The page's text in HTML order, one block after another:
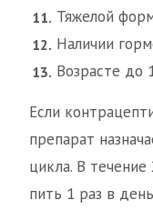
Тяжелой
Наличии
Возрасте до
Если
препарат
цикла. В
пить 1 раз в